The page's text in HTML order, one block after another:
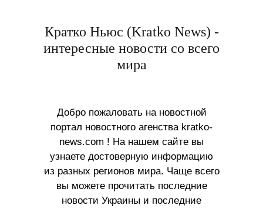
Кратко Ньюс (Kratko News) -
интересные новости со всего
мира
Добро пожаловать на новостной
портал новостного агенства kratko-
news.com ! На нашем сайте вы
узнаете достоверную информацию
из разных регионов мира. Чаще всего
вы можете прочитать последние
новости Украины и последние